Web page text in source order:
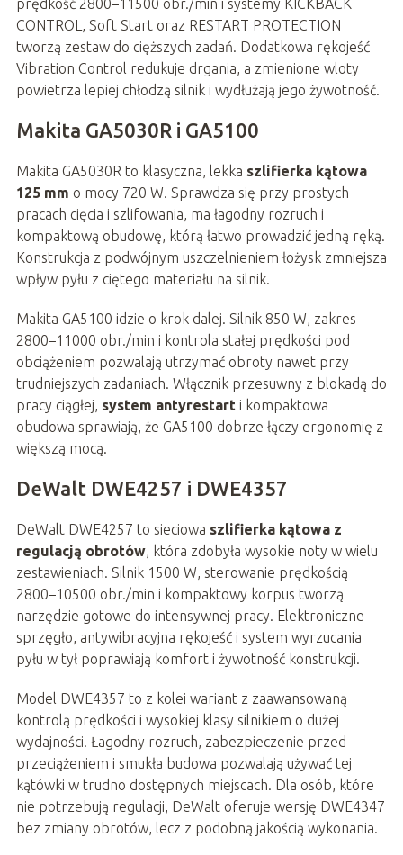
CONTROL, Soft Start oraz RESTART PROTECTION
tworzą zestaw do cięższych zadań. Dodatkowa rękojeść
Vibration Control redukuje drgania, a zmienione wloty
powietrza lepiej chłodzą silnik i wydłużają jego żywotność.
Makita GA5030R i GA5100
Makita GA5030R to klasyczna, lekka szlifierka kątowa
125 mm o mocy 720 W. Sprawdza się przy prostych
pracach cięcia i szlifowania, ma łagodny rozruch i
kompaktową obudowę, którą łatwo prowadzić jedną ręką.
Konstrukcja z podwójnym uszczelnieniem łożysk zmniejsza
wpływ pyłu z ciętego materiału na silnik.
Makita GA5100 idzie o krok dalej. Silnik 850 W, zakres
2800–11000 obr./min i kontrola stałej prędkości pod
obciążeniem pozwalają utrzymać obroty nawet przy
trudniejszych zadaniach. Włącznik przesuwny z blokadą do
pracy ciągłej, system antyrestart i kompaktowa
obudowa sprawiają, że GA5100 dobrze łączy ergonomię z
większą mocą.
DeWalt DWE4257 i DWE4357
DeWalt DWE4257 to sieciowa szlifierka kątowa z
regulacją obrotów, która zdobyła wysokie noty w wielu
zestawieniach. Silnik 1500 W, sterowanie prędkością
2800–10500 obr./min i kompaktowy korpus tworzą
narzędzie gotowe do intensywnej pracy. Elektroniczne
sprzęgło, antywibracyjna rękojeść i system wyrzucania
pyłu w tył poprawiają komfort i żywotność konstrukcji.
Model DWE4357 to z kolei wariant z zaawansowaną
kontrolą prędkości i wysokiej klasy silnikiem o dużej
wydajności. Łagodny rozruch, zabezpieczenie przed
przeciążeniem i smukła budowa pozwalają używać tej
kątówki w trudno dostępnych miejscach. Dla osób, które
nie potrzebują regulacji, DeWalt oferuje wersję DWE4347
bez zmiany obrotów, lecz z podobną jakością wykonania.